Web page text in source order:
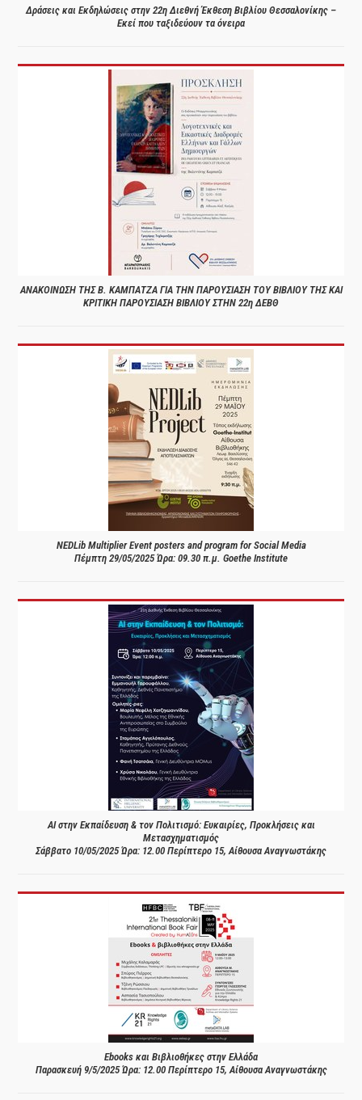
Δράσεις και Εκδηλώσεις στην 22η Διεθνή Έκθεση Βιβλίου Θεσσαλονίκης –
Εκεί που ταξιδεύουν τα όνειρα
ΑΝΑΚΟΙΝΩΣΗ ΤΗΣ Β. ΚΑΜΠΑΤΖΑ ΓΙΑ ΤΗΝ ΠΑΡΟΥΣΙΑΣΗ ΤΟΥ ΒΙΒΛΙΟΥ ΤΗΣ ΚΑΙ
ΚΡΙΤΙΚΗ ΠΑΡΟΥΣΙΑΣΗ ΒΙΒΛΙΟΥ ΣΤΗΝ 22η ΔΕΒΘ
NEDLib Multiplier Event posters and program for Social Media
Πέμπτη 29/05/2025 Ώρα: 09.30 π.μ. Goethe Institute
AI στην Εκπαίδευση & τον Πολιτισμό: Ευκαιρίες, Προκλήσεις και
Μετασχηματισμός
Σάββατο 10/05/2025 Ώρα: 12.00 Περίπτερο 15, Αίθουσα Αναγνωστάκης
Ebooks και Βιβλιοθήκες στην Ελλάδα
Παρασκευή 9/5/2025 Ώρα: 12.00 Περίπτερο 15, Αίθουσα Αναγνωστάκης